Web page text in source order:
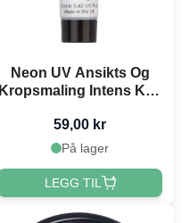
Neon UV Ansikts Og
Kropsmaling Intens Kvit
59,00 kr
På lager
LEGG TIL